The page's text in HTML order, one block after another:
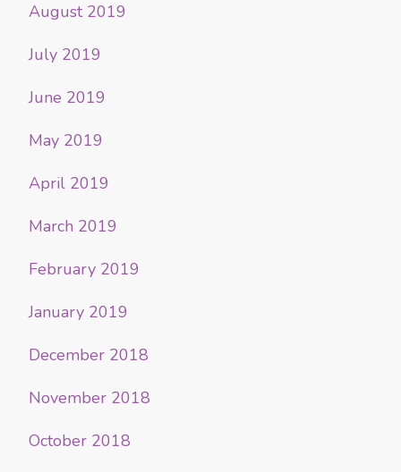
August 2019
July 2019
June 2019
May 2019
April 2019
March 2019
February 2019
January 2019
December 2018
November 2018
October 2018